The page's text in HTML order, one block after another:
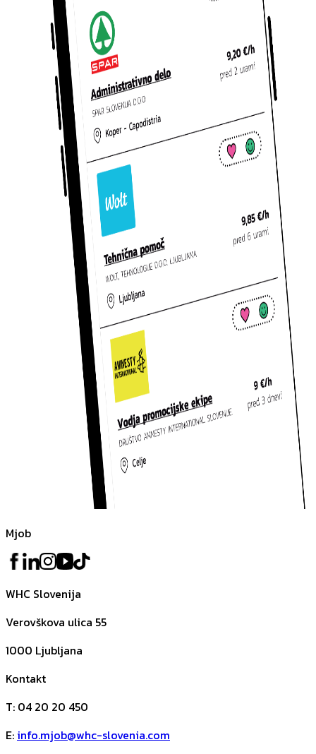
Mjob
WHC Slovenija
Verovškova ulica 55
1000 Ljubljana
Kontakt
T: 04 20 20 450
E: info.mjob@whc-slovenia.com